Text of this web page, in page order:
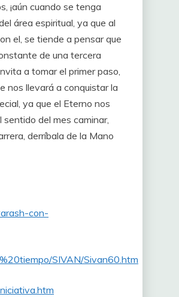
¡aún cuando se tenga
área espiritual, ya que al
el, se tiende a pensar que
de una tercera
a tomar el primer paso,
nos llevará a conquistar la
ya que el Eterno nos
del mes caminar,
derríbala de la Mano
con-
SIVAN/Sivan60.htm